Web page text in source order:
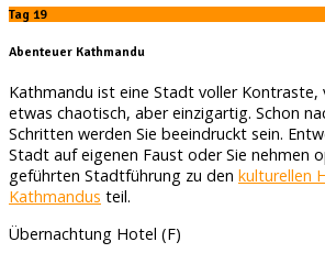
Tag 19
Abenteuer Kathmandu
Kathmandu ist eine Stadt voller Kontraste,
etwas chaotisch, aber einzigartig. Schon
Schritten werden Sie beeindruckt sein.
Stadt auf eigenen Faust oder Sie nehmen
geführten Stadtführung zu den kulturellen
Kathmandus teil.
Übernachtung Hotel (F)